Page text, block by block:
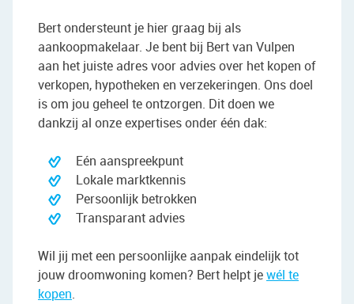
Bert ondersteunt je hier graag bij als
aankoopmakelaar. Je bent bij Bert van Vulpen
aan het juiste adres voor advies over het kopen of
verkopen, hypotheken en verzekeringen. Ons doel
is om jou geheel te ontzorgen. Dit doen we
dankzij al onze expertises onder één dak:
Eén aanspreekpunt
Lokale marktkennis
Persoonlijk betrokken
Transparant advies
Wil jij met een persoonlijke aanpak eindelijk tot
jouw droomwoning komen? Bert helpt jewél te
kopen.